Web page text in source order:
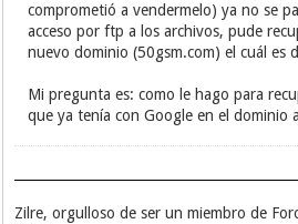
comprometió a vendermelo) ya no se
acceso por ftp a los archivos, pude
nuevo dominio (50gsm.com) el cuál es
Mi pregunta es: como le hago para
que ya tenía con Google en el dominio
Zilre, orgulloso de ser un miembro de